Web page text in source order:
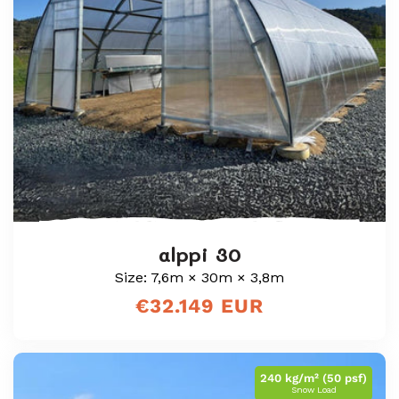
alppi 30
Size: 7,6m × 30m × 3,8m
Normaali
€32.149 EUR
240 kg/m² (50 psf)
Snow Load